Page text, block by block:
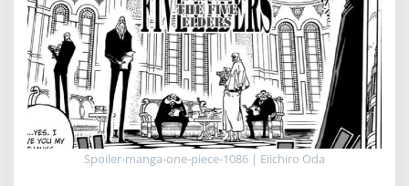
Spoiler-manga-one-piece-1086 | Eiichiro Oda